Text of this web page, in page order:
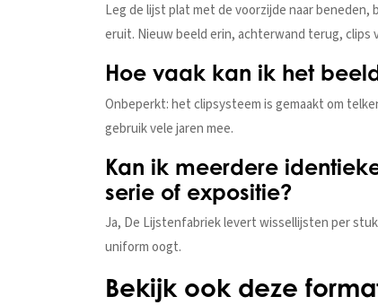
Leg de lijst plat met de voorzijde naar
eruit. Nieuw beeld erin, achterwand terug, clips
Hoe vaak kan ik het
Onbeperkt: het clipsysteem is gemaakt om
gebruik vele jaren mee.
Kan ik meerdere
serie of expositie?
Ja, De Lijstenfabriek levert wissellijsten per
uniform oogt.
Bekijk ook deze